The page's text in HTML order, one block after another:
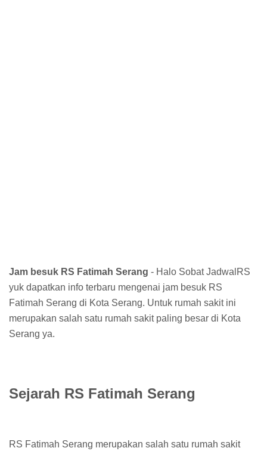
Jam besuk RS Fatimah Serang - Halo Sobat JadwalRS
yuk dapatkan info terbaru mengenai jam besuk RS
Fatimah Serang di Kota Serang. Untuk rumah sakit ini
merupakan salah satu rumah sakit paling besar di Kota
Serang ya.
Sejarah RS Fatimah Serang
RS Fatimah Serang merupakan salah satu rumah sakit